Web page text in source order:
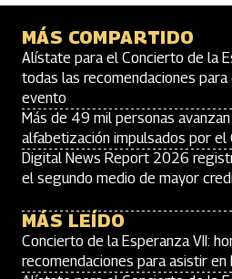
MÁS COMPARTIDO
Alístate para el Concierto de la
todas las recomendaciones
evento
Más de 49 mil personas
alfabetización impulsados por el
Digital News Report 2026
el segundo medio de mayor
MÁS LEÍDO
Concierto de la Esperanza VII:
recomendaciones para asistir